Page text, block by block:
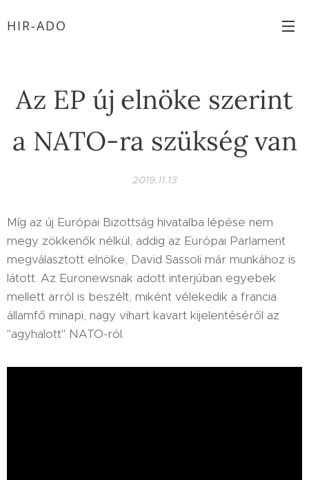
HIR-ADO
Az EP új elnöke szerint
a NATO-ra szükség van
2019.11.13
Míg az új Európai Bizottság hivatalba lépése nem
megy zökkenők nélkül, addig az Európai Parlament
megválasztott elnöke, David Sassoli már munkához is
látott. Az Euronewsnak adott interjúban egyebek
mellett arról is beszélt, miként vélekedik a francia
államfő minapi, nagy vihart kavart kijelentéséről az
"agyhalott" NATO-ról.